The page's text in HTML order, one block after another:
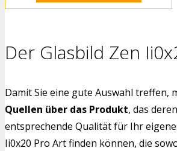
Der Glasbild Zen
Damit Sie eine gute Auswahl treffen,
Quellen über das Produkt, das
entsprechende Qualität für Ihr
Ii0x20 Pro Art finden können, die